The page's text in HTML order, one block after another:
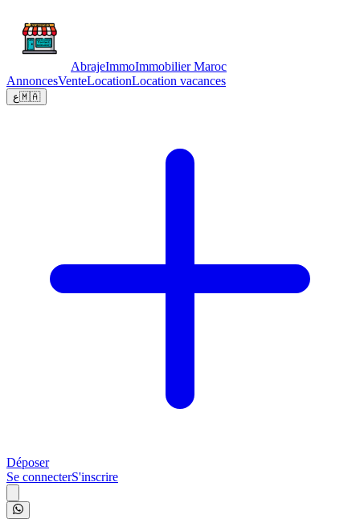
AbrajeImmoImmobilier Maroc
AnnoncesVenteLocationLocation vacances
ع🇲🇦
Déposer
Se connecterS'inscrire